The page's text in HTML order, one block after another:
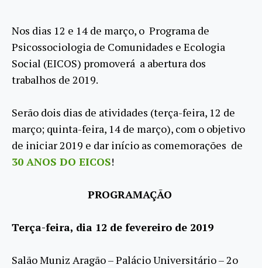
Nos dias 12 e 14 de março, o Programa de
Psicossociologia de Comunidades e Ecologia
Social (EICOS) promoverá a abertura dos
trabalhos de 2019.
Serão dois dias de atividades (terça-feira, 12 de
março; quinta-feira, 14 de março), com o objetivo
de iniciar 2019 e dar início as comemorações de
30 ANOS DO EICOS!
PROGRAMAÇÃO
Terça-feira, dia 12 de fevereiro de 2019
Salão Muniz Aragão – Palácio Universitário – 2o